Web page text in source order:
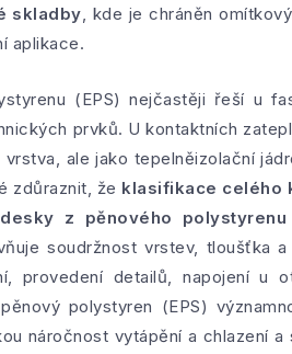
skladby, kde je chráněn
aplikace.
(EPS) nejčastěji řeší u
prvků. U kontaktních
ale jako tepelněizolační
zdůraznit, že klasifikace celého
z pěnového polystyrenu
soudržnost vrstev, tloušťka
provedení detailů, napojení u
polystyren (EPS)
náročnost vytápění a chlazení